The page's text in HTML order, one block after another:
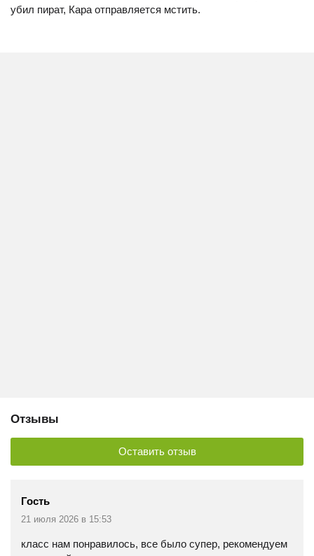
убил пират, Кара отправляется мстить.
Отзывы
Оставить отзыв
Гость
21 июля 2026 в 15:53
класс нам понравилось, все было супер, рекомендуем